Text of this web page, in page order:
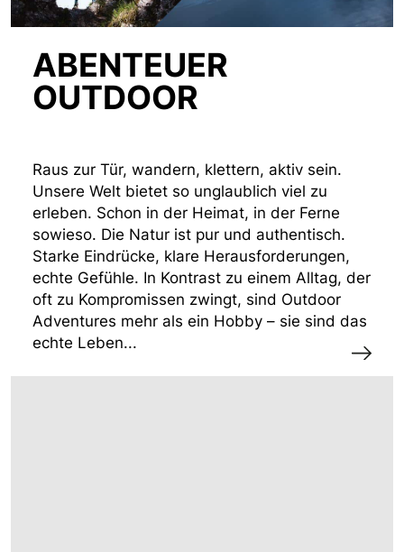
ABENTEUER
OUTDOOR
Raus zur Tür, wandern, klettern, aktiv sein.
Unsere Welt bietet so unglaublich viel zu
erleben. Schon in der Heimat, in der Ferne
sowieso. Die Natur ist pur und authentisch.
Starke Eindrücke, klare Herausforderungen,
echte Gefühle. In Kontrast zu einem Alltag, der
oft zu Kompromissen zwingt, sind Outdoor
Adventures mehr als ein Hobby – sie sind das
echte Leben...